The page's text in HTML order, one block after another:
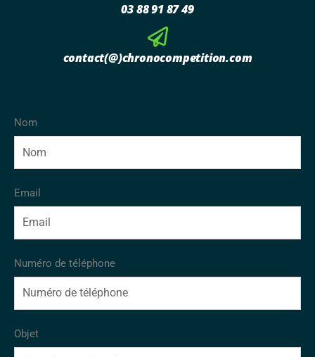
03 88 91 87 49
contact(@)chronocompetition.com
Nom
Email
Numéro de téléphone
Objet